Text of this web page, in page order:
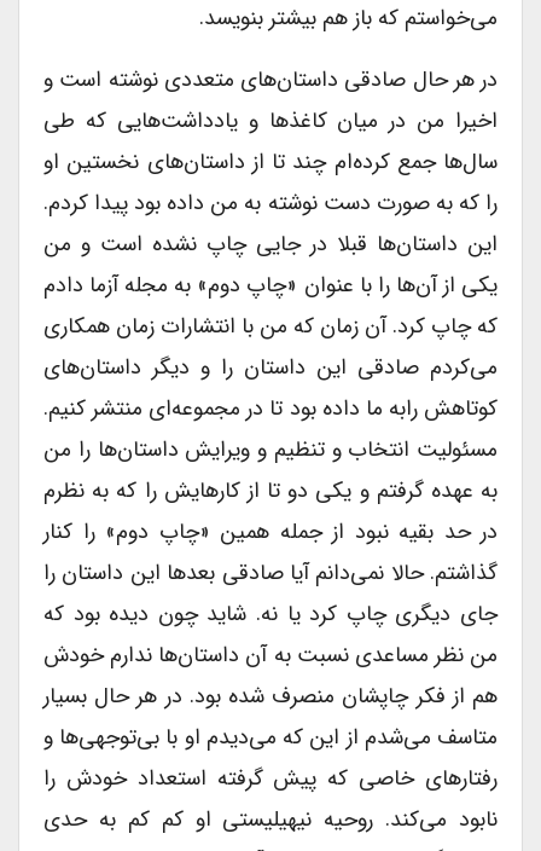
می‌خواستم که باز هم بیشتر بنویسد.
در هر حال صادقی داستان‌های متعددی نوشته است و
اخیرا من در میان کاغذها و یادداشت‌هایی که طی
سال‌ها جمع کرده‌ام چند تا از داستان‌های نخستین او
را که به صورت دست نوشته به من داده بود پیدا کردم.
این داستان‌ها قبلا در جایی چاپ نشده است و من
یکی از آن‌ها را با عنوان «چاپ دوم» به مجله آزما دادم
که چاپ کرد. آن زمان که من با انتشارات زمان همکاری
می‌کردم صادقی این داستان را و دیگر داستان‌های
کوتاهش رابه ما داده بود تا در مجموعه‌ای منتشر کنیم.
مسئولیت انتخاب و تنظیم و ویرایش داستان‌ها را من
به عهده گرفتم و یکی دو تا از کارهایش را که به نظرم
در حد بقیه نبود از جمله همین «چاپ دوم» را کنار
گذاشتم. حالا نمی‌دانم آیا صادقی بعدها این داستان را
جای دیگری چاپ کرد یا نه. شاید چون دیده بود که
من نظر مساعدی نسبت به آن داستان‌ها ندارم خودش
هم از فکر چاپشان منصرف شده بود. در هر حال بسیار
متاسف می‌شدم از این که می‌دیدم او با بی‌توجهی‌ها و
رفتارهای خاصی که پیش گرفته استعداد خودش را
نابود می‌کند. روحیه نیهیلیستی او کم کم به حدی